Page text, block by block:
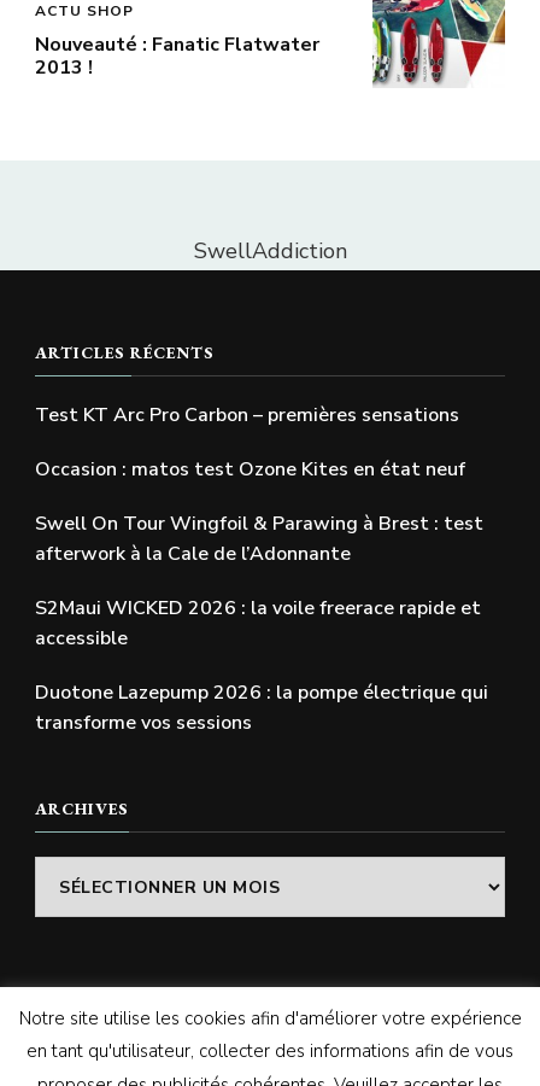
ACTU SHOP
Nouveauté : Fanatic Flatwater
2013 !
SwellAddiction
ARTICLES RÉCENTS
Test KT Arc Pro Carbon – premières sensations
Occasion : matos test Ozone Kites en état neuf
Swell On Tour Wingfoil & Parawing à Brest : test
afterwork à la Cale de l’Adonnante
S2Maui WICKED 2026 : la voile freerace rapide et
accessible
Duotone Lazepump 2026 : la pompe électrique qui
transforme vos sessions
ARCHIVES
Archives
© Copyright 2026SWELLADDICTION | Le blog. Tous
droits réservés.Vilva | Développé parBlossom
Notre site utilise les cookies afin d'améliorer votre expérience
en tant qu'utilisateur, collecter des informations afin de vous